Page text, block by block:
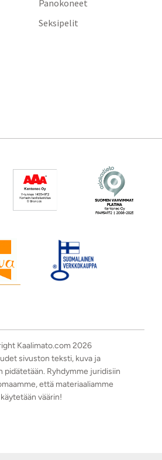
Panokoneet
Seksipelit
Kaalimato.com 2026
sivuston teksti, kuva ja
pidätetään. Ryhdymme juridisiin
että materiaaliamme
käytetään väärin!